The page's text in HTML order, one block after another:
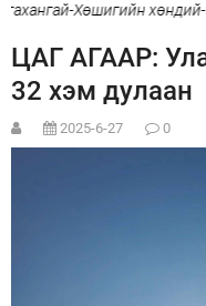
Хөшигийн хөндий-
ЦАГ АГААР:
32 хэм дулаан
2025-6-27 0